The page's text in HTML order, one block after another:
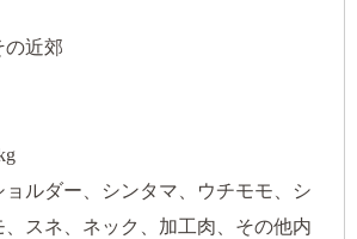
の近郊
ョルダー、シンタマ、ウチモモ、シ
スネ、ネック、加工肉、その他内